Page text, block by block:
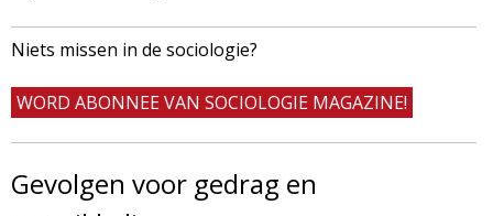
Niets missen in de sociologie?
WORD ABONNEE VAN SOCIOLOGIE MAGAZINE!
Gevolgen voor gedrag en